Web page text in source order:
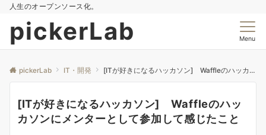
人生のオープンソース化。
pickerLab Menu
pickerLab IT・開発 [ITが好きになるハッカソン] Waffleのハッカソンにメンターとして参加して感じたこと
[ITが好きになるハッカソン] Waffleのハッ
カソンにメンターとして参加して感じたこと